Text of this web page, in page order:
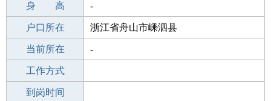
学 历 成人教育
身 高 -
毕业学校 美容技能培训学校
户口所在 浙江省舟山市嵊泗县
所学专业 -
当前所在 -
工作经验
工作方式
驾 照
到岗时间